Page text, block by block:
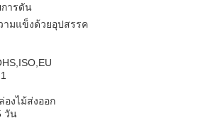
การดัน
ามแข็งด้วยอุปสรรค
องไม้ส่งออก
วัน